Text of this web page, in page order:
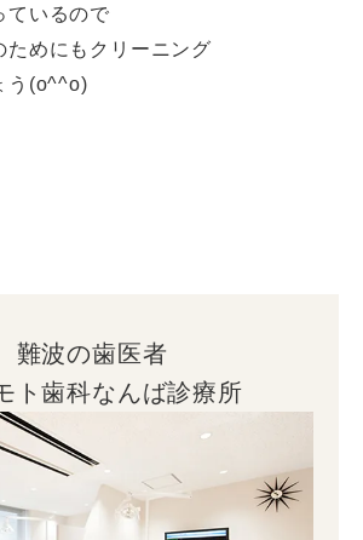
ているので
ためにもクリーニング
う(o^^o)
難波の歯医者
ト歯科なんば診療所